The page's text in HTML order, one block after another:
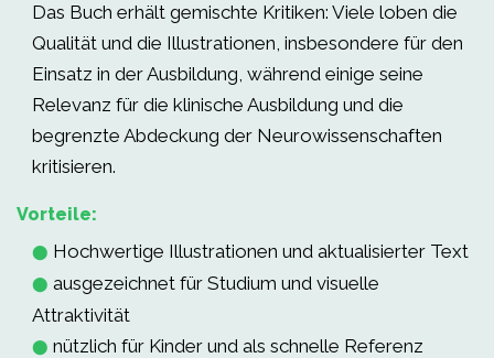
Das Buch erhält gemischte Kritiken: Viele loben die
Qualität und die Illustrationen, insbesondere für den
Einsatz in der Ausbildung, während einige seine
Relevanz für die klinische Ausbildung und die
begrenzte Abdeckung der Neurowissenschaften
kritisieren.
Vorteile:
⬤ Hochwertige Illustrationen und aktualisierter Text
⬤ ausgezeichnet für Studium und visuelle
Attraktivität
⬤ nützlich für Kinder und als schnelle Referenz